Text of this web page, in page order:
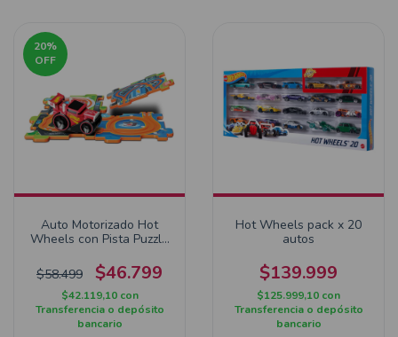
20%
OFF
Auto Motorizado Hot
Wheels con Pista Puzzle
$58.499
$46.799
$42.119,10 con
Transferencia o depósito
bancario
Hot Wheels pack x 20
autos
$139.999
$125.999,10 con
Transferencia o depósito
bancario